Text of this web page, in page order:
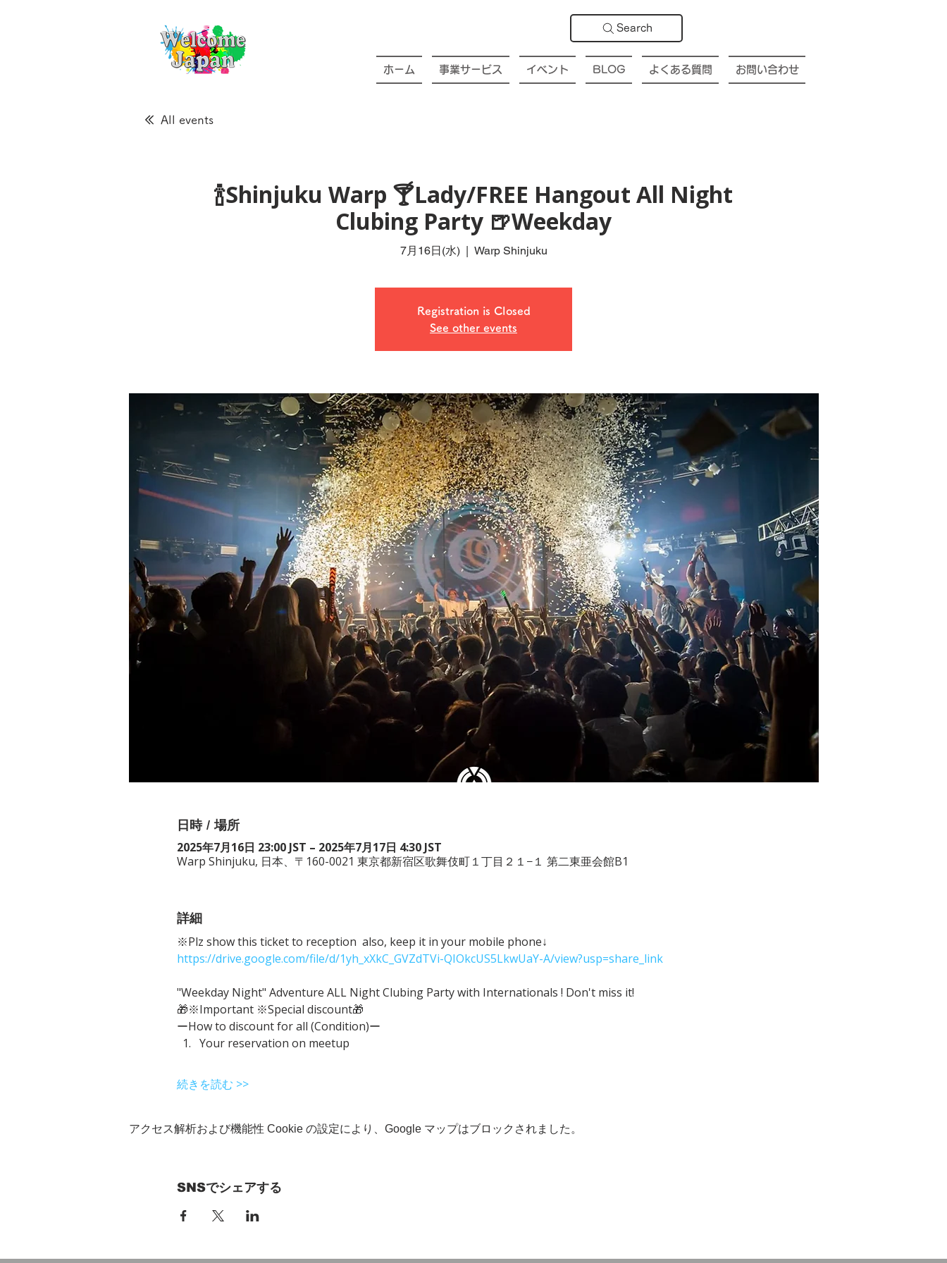
Search
ホーム 事業サービス イベント BLOG よくある質問 お問い合わせ
All events
🍾Shinjuku Warp 🍸Lady/FREE Hangout All Night
Clubing Party 🍺Weekday
7月16日(水)
  |
Warp Shinjuku
Registration is Closed
See other events
日時 / 場所
2025年7月16日 23:00 JST – 2025年7月17日 4:30 JST
Warp Shinjuku, 日本、〒160-0021 東京都新宿区歌舞伎町１丁目２１−１ 第二東亜会館B1
詳細
※Plz show this ticket to reception  also, keep it in your mobile phone↓
https://drive.google.com/file/d/1yh_xXkC_GVZdTVi-QIOkcUS5LkwUaY-A/view?usp=share_link
"Weekday Night" Adventure ALL Night Clubing Party with Internationals ! Don't miss it!
🎁※Important ※Special discount🎁
ーHow to discount for all (Condition)ー
Your reservation on meetup
続きを読む >>
アクセス解析および機能性 Cookie の設定により、Google マップはブロックされました。
SNSでシェアする